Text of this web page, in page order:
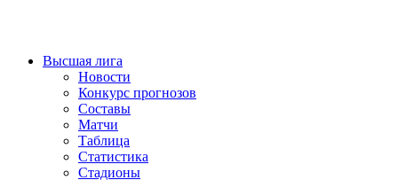
Высшая лига
Новости
Конкурс прогнозов
Составы
Матчи
Таблица
Статистика
Стадионы